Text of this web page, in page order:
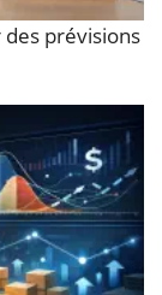
des prévisions